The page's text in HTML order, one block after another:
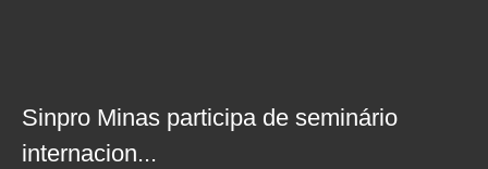
Sinpro Minas participa de seminário
internacion...